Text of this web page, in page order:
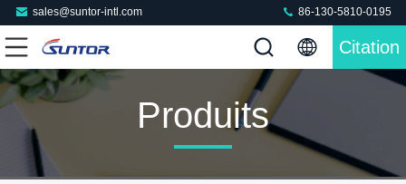
sales@suntor-intl.com 86-130-5810-0195
Citation
Produits